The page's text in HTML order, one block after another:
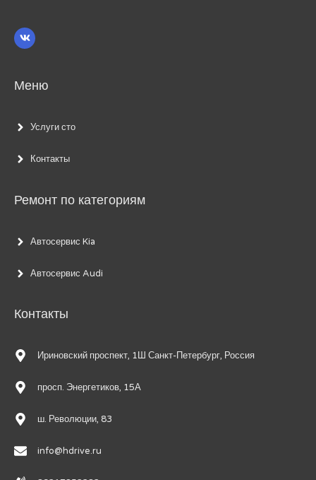
Меню
Услуги сто
Контакты
Ремонт по категориям
Автосервис Kia
Автосервис Audi
Контакты
Ириновский проспект, 1Ш Санкт-Петербург, Россия
просп. Энергетиков, 15А
ш. Революции, 83
info@hdrive.ru